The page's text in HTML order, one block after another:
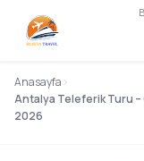
Anasayfa
Antalya Teleferik Turu –
2026